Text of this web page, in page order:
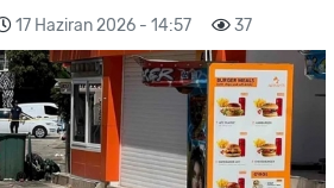
17 Haziran 2026 - 14:57 37